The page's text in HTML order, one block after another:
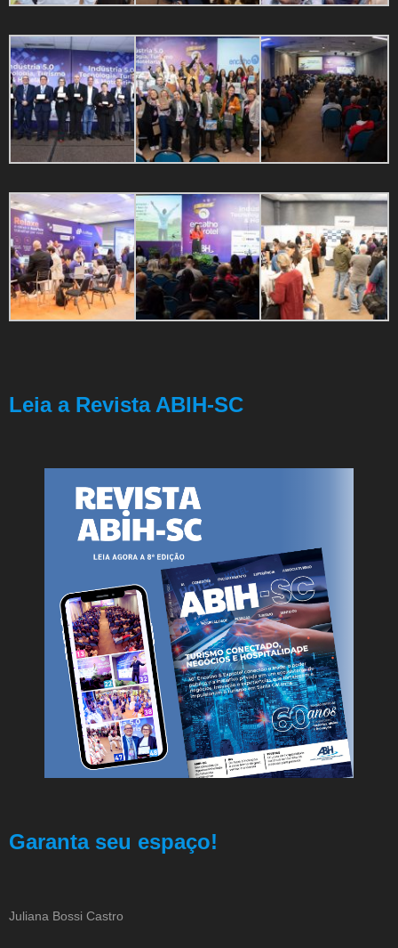
Leia a Revista ABIH-SC
Garanta seu espaço!
Juliana Bossi Castro